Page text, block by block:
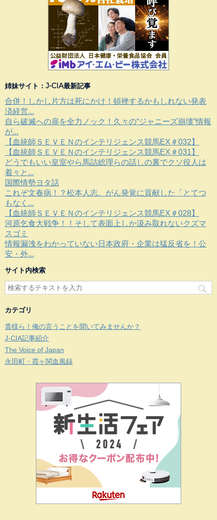
姉妹サイト：J-CIA最新記事
合併！しかし片方は死にかけ！頓挫するかもしれない発表
済経営...
自ら破滅への扉を全力ノック！久々の“ジャニーズ崩壊”情報
が...
【血統師ＳＥＶＥＮのインテリジェンス競馬EX＃032】
【血統師ＳＥＶＥＮのインテリジェンス競馬EX＃031】
どうでもいい皇室やら馬詰総理らの話しの裏でクソ役人は
着々と...
国際情勢ヨタ話
これぞ文春病！？松本人志、がん発覚に貢献した「とてつ
もなく...
【血統師ＳＥＶＥＮのインテリジェンス競馬EX＃028】
河原乞食大戦争！！そして表面上しか汲み取れないクズマ
スゴミ
情報漏洩をわかっていない日本政府・企業は猛反省を！公
安・外...
サイト内検索
カテゴリ
貴様ら！俺の言うことを聞いてみませんか？
J-CIA記事紹介
The Voice of Japan
永田町・霞ヶ関血風録